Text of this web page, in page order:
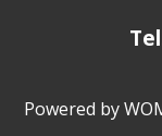
Powered by